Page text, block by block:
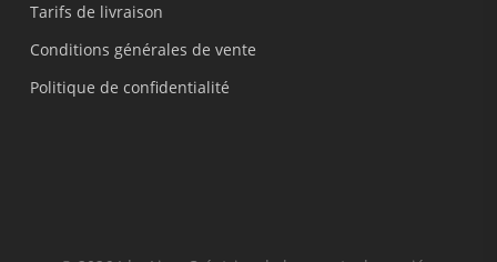
Tarifs de livraison
Conditions générales de vente
Politique de confidentialité